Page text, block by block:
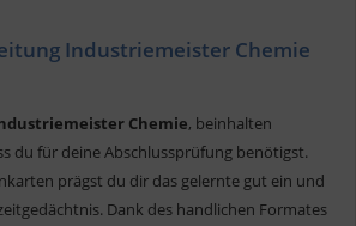
Industriemeister Chemie
Chemie, beinhalten
du für deine Abschlussprüfung benötigst.
prägst du dir das gelernte gut ein und
Dank des handlichen Formates